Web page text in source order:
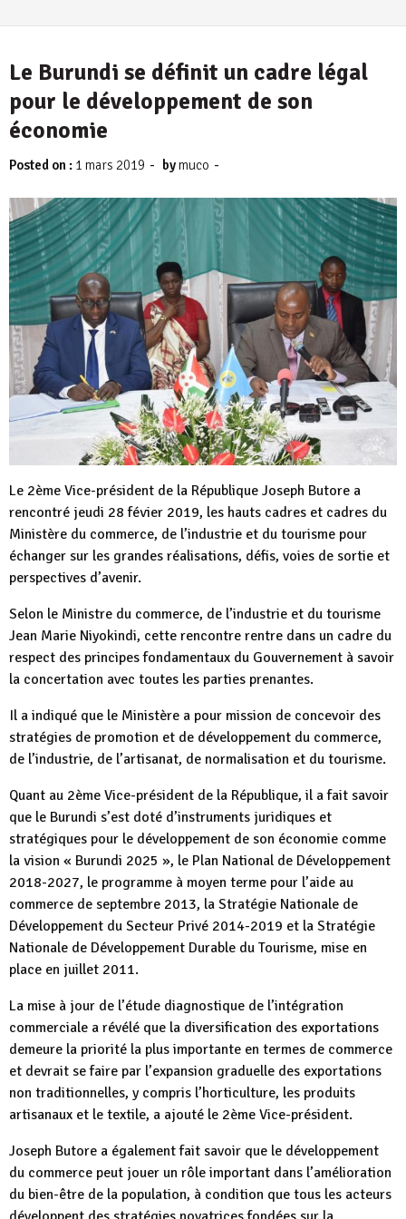
Le Burundi se définit un cadre légal
pour le développement de son
économie
Posted on : 1 mars 2019 - bymuco -
Le 2ème Vice-président de la République Joseph Butore a
rencontré jeudi 28 févier 2019, les hauts cadres et cadres du
Ministère du commerce, de l’industrie et du tourisme pour
échanger sur les grandes réalisations, défis, voies de sortie et
perspectives d’avenir.
Selon le Ministre du commerce, de l’industrie et du tourisme
Jean Marie Niyokindi, cette rencontre rentre dans un cadre du
respect des principes fondamentaux du Gouvernement à savoir
la concertation avec toutes les parties prenantes.
Il a indiqué que le Ministère a pour mission de concevoir des
stratégies de promotion et de développement du commerce,
de l’industrie, de l’artisanat, de normalisation et du tourisme.
Quant au 2ème Vice-président de la République, il a fait savoir
que le Burundi s’est doté d’instruments juridiques et
stratégiques pour le développement de son économie comme
la vision « Burundi 2025 », le Plan National de Développement
2018-2027, le programme à moyen terme pour l’aide au
commerce de septembre 2013, la Stratégie Nationale de
Développement du Secteur Privé 2014-2019 et la Stratégie
Nationale de Développement Durable du Tourisme, mise en
place en juillet 2011.
La mise à jour de l’étude diagnostique de l’intégration
commerciale a révélé que la diversification des exportations
demeure la priorité la plus importante en termes de commerce
et devrait se faire par l’expansion graduelle des exportations
non traditionnelles, y compris l’horticulture, les produits
artisanaux et le textile, a ajouté le 2ème Vice-président.
Joseph Butore a également fait savoir que le développement
du commerce peut jouer un rôle important dans l’amélioration
du bien-être de la population, à condition que tous les acteurs